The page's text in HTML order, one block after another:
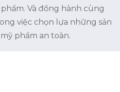
Và đồng hành cùng
việc chọn lựa những sản
phẩm an toàn.